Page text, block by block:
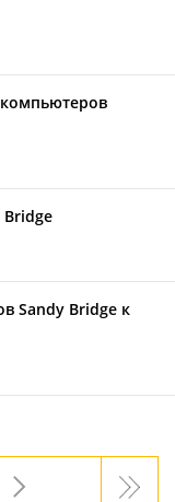
Bridge
Sandy Bridge к